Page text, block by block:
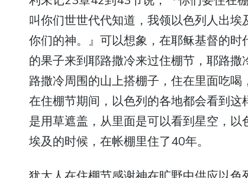
叫你们世世代代知道，我领以色列人出
你们的神。』可以想象，在耶稣基督的
的果子来到耶路撒冷来过住棚节，耶路
路撒冷周围的山上搭棚子，住在里面吃喝
在住棚节期间，以色列的各地都会看到
是用草遮盖，从里面是可以看到星空，
埃及的时候，在帐棚里住了40年。